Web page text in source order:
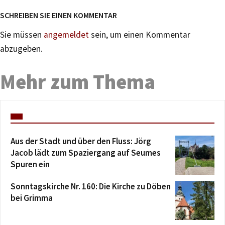
SCHREIBEN SIE EINEN KOMMENTAR
Sie müssen angemeldetsein, um einen Kommentar
abzugeben.
Mehr zum Thema
Aus der Stadt und über den Fluss: Jörg
Jacob lädt zum Spaziergang auf Seumes
Spuren ein
Sonntagskirche Nr. 160: Die Kirche zu Döben
bei Grimma